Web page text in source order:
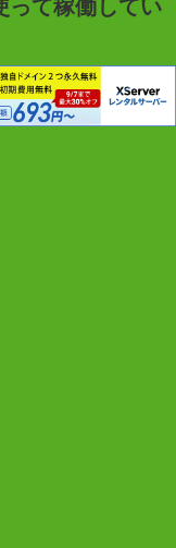
って稼働してい